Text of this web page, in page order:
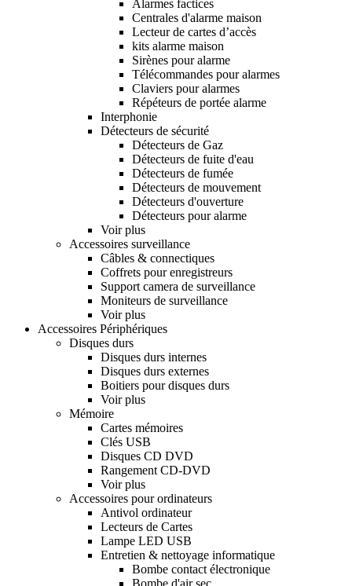
Alarmes factices
Centrales d'alarme maison
Lecteur de cartes d’accès
kits alarme maison
Sirènes pour alarme
Télécommandes pour alarmes
Claviers pour alarmes
Répéteurs de portée alarme
Interphonie
Détecteurs de sécurité
Détecteurs de Gaz
Détecteurs de fuite d'eau
Détecteurs de fumée
Détecteurs de mouvement
Détecteurs d'ouverture
Détecteurs pour alarme
Voir plus
Accessoires surveillance
Câbles & connectiques
Coffrets pour enregistreurs
Support camera de surveillance
Moniteurs de surveillance
Voir plus
Accessoires Périphériques
Disques durs
Disques durs internes
Disques durs externes
Boitiers pour disques durs
Voir plus
Mémoire
Cartes mémoires
Clés USB
Disques CD DVD
Rangement CD-DVD
Voir plus
Accessoires pour ordinateurs
Antivol ordinateur
Lecteurs de Cartes
Lampe LED USB
Entretien & nettoyage informatique
Bombe contact électronique
Bombe d'air sec